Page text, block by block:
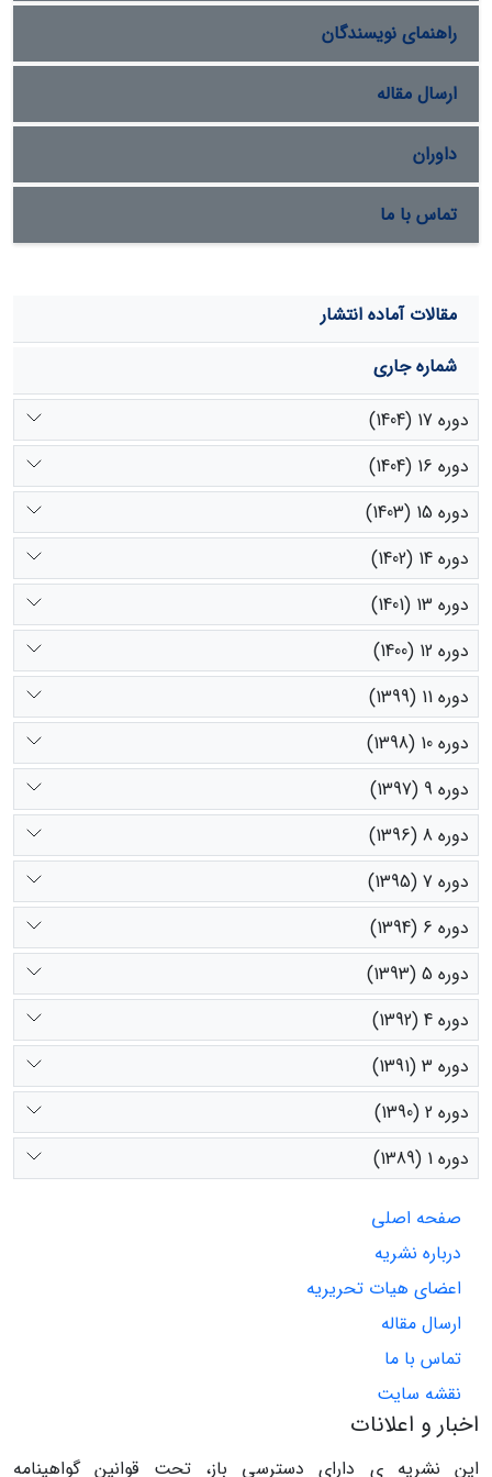
راهنمای نویسندگان
ارسال مقاله
داوران
تماس با ما
مقالات آماده انتشار
شماره جاری
دوره 17 (1404)
دوره 16 (1404)
دوره 15 (1403)
دوره 14 (1402)
دوره 13 (1401)
دوره 12 (1400)
دوره 11 (1399)
دوره 10 (1398)
دوره 9 (1397)
دوره 8 (1396)
دوره 7 (1395)
دوره 6 (1394)
دوره 5 (1393)
دوره 4 (1392)
دوره 3 (1391)
دوره 2 (1390)
دوره 1 (1389)
صفحه اصلی
درباره نشریه
اعضای هیات تحریریه
ارسال مقاله
تماس با ما
نقشه سایت
اخبار و اعلانات
این نشریه ی دارای دسترسی باز، تحت قوانین گواهینامه